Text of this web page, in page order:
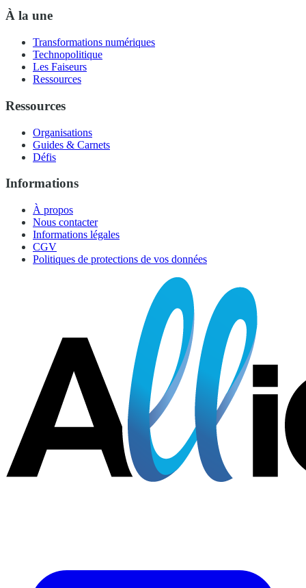
À la une
Transformations numériques
Technopolitique
Les Faiseurs
Ressources
Ressources
Organisations
Guides & Carnets
Défis
Informations
À propos
Nous contacter
Informations légales
CGV
Politiques de protections de vos données